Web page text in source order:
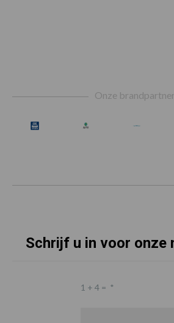
Onze
Schrijf u in voor onze
1 + 4 = *